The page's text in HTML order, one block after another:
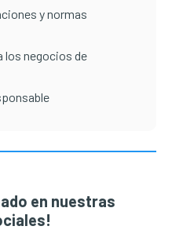
y normas
los negocios de
en nuestras